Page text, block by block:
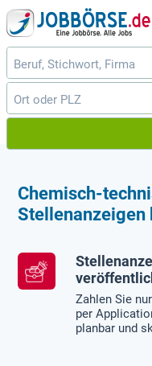
Chemisch-
Stellenanzeigen
Zahlen Sie
per
planbar und